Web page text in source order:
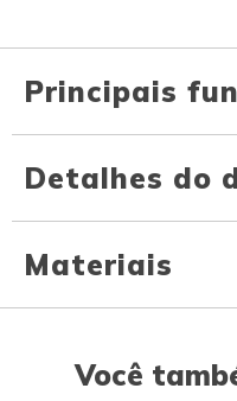
Principais
Detalhes do
Materiais
Você